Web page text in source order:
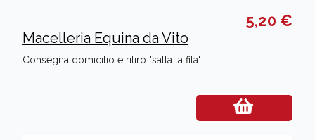
5,20 €
Macelleria Equina da Vito
Consegna domicilio e ritiro "salta la fila"